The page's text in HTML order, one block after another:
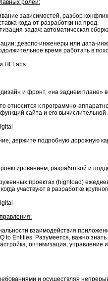
ролей:
зависимостей, разбор
кода от разработки на прод.
задач: автоматическая
девопс-инженеры или дата-
время работать в
HFLabs
и фронт, «на заднем
относится к программно-
сайта и его
держите подробную дорожную
разработкой и
проектах (highload)
участвуют в разработке
взаимодействия
to Entities. Разумеется, важно
оптимизация,
и осуществляя